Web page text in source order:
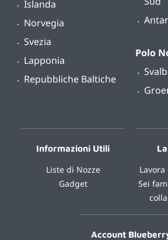
Islanda
Norvegia
Svezia
Lapponia
Repubbliche Baltiche
Polo
Informazioni Utili
Liste di Nozze
Gadget
Sei
Account